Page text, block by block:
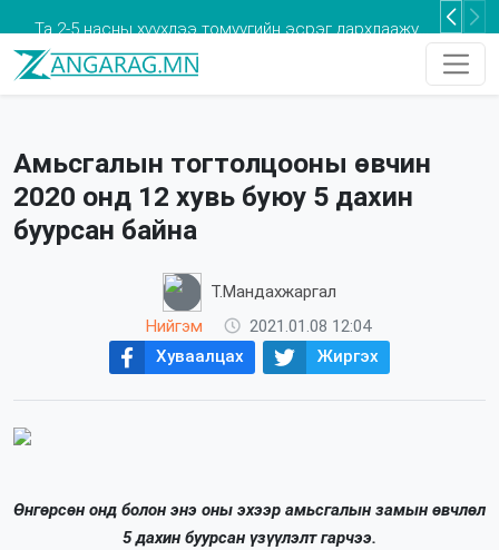
Амьсгалын тогтолцооны өвчин
2020 онд 12 хувь буюу 5 дахин
буурсан байна
Т.Мандахжаргал
Нийгэм
2021.01.08 12:04
Хуваалцах
Жиргэх
Өнгөрсөн онд болон энэ оны эхээр амьсгалын замын өвчлөл
5 дахин буурсан үзүүлэлт гарчээ.